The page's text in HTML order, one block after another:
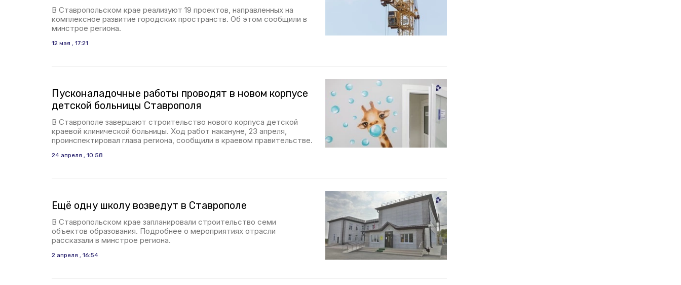
В Ставропольском крае реализуют 19 проектов, направленных на
комплексное развитие городских пространств. Об этом сообщили в
минстрое региона.
12 мая , 17:21
Пусконаладочные работы проводят в новом корпусе
детской больницы Ставрополя
В Ставрополе завершают строительство нового корпуса детской
краевой клинической больницы. Ход работ накануне, 23 апреля,
проинспектировал глава региона, сообщили в краевом правительстве.
24 апреля , 10:58
Ещё одну школу возведут в Ставрополе
В Ставропольском крае запланировали строительство семи
объектов образования. Подробнее о мероприятиях отрасли
рассказали в минстрое региона.
2 апреля , 16:54